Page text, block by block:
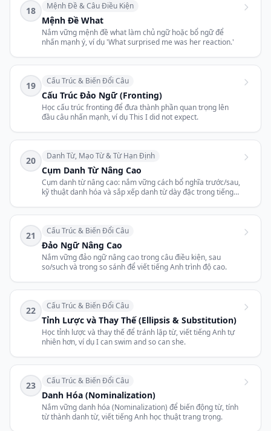
18 Mệnh Đề & Câu Điều Kiện
Mệnh Đề What
Nắm vững mệnh đề what làm chủ ngữ hoặc bổ ngữ để
nhấn mạnh ý, ví dụ 'What surprised me was her reaction.'
19 Cấu Trúc & Biến Đổi Câu
Cấu Trúc Đảo Ngữ (Fronting)
Học cấu trúc fronting để đưa thành phần quan trọng lên
đầu câu nhấn mạnh, ví dụ This I did not expect.
20 Danh Từ, Mạo Từ & Từ Hạn Định
Cụm Danh Từ Nâng Cao
Cụm danh từ nâng cao: nắm vững cách bổ nghĩa trước/sau,
kỹ thuật danh hóa và sắp xếp danh từ dày đặc trong tiếng
21 Cấu Trúc & Biến Đổi Câu
Đảo Ngữ Nâng Cao
Nắm vững đảo ngữ nâng cao trong câu điều kiện, sau
so/such và trong so sánh để viết tiếng Anh trình độ cao.
22 Cấu Trúc & Biến Đổi Câu
Tỉnh Lược và Thay Thế (Ellipsis & Substitution)
Học tỉnh lược và thay thế để tránh lặp từ, viết tiếng Anh tự
nhiên hơn, ví dụ I can swim and so can she.
23 Cấu Trúc & Biến Đổi Câu
Danh Hóa (Nominalization)
Nắm vững danh hóa (Nominalization) để biến động từ, tính
từ thành danh từ, viết tiếng Anh học thuật trang trọng.